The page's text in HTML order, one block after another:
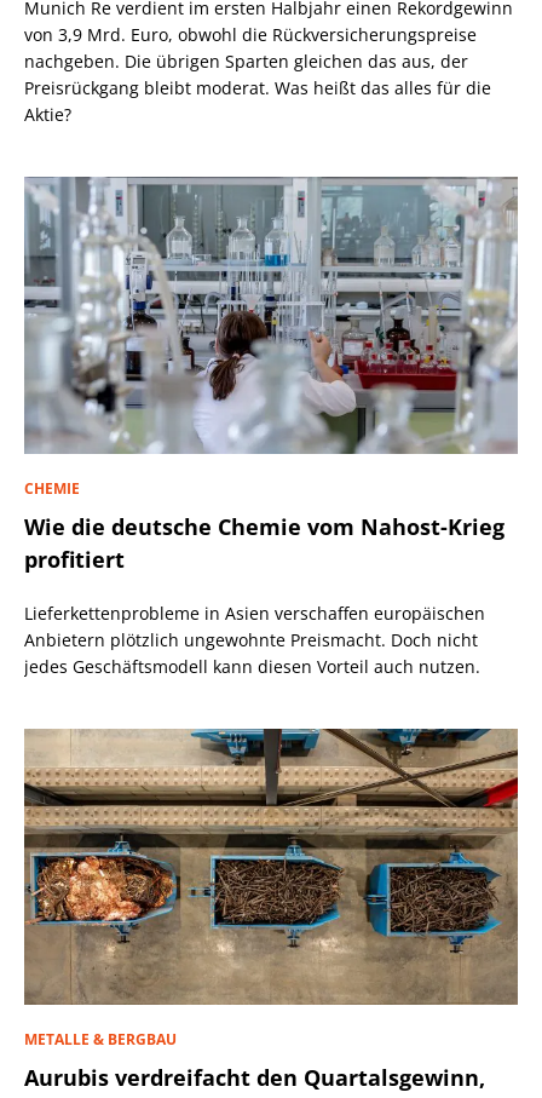
Munich Re verdient im ersten Halbjahr einen Rekordgewinn
von 3,9 Mrd. Euro, obwohl die Rückversicherungspreise
nachgeben. Die übrigen Sparten gleichen das aus, der
Preisrückgang bleibt moderat. Was heißt das alles für die
Aktie?
CHEMIE
Wie die deutsche Chemie vom Nahost-Krieg
profitiert
Lieferkettenprobleme in Asien verschaffen europäischen
Anbietern plötzlich ungewohnte Preismacht. Doch nicht
jedes Geschäftsmodell kann diesen Vorteil auch nutzen.
METALLE & BERGBAU
Aurubis verdreifacht den Quartalsgewinn,